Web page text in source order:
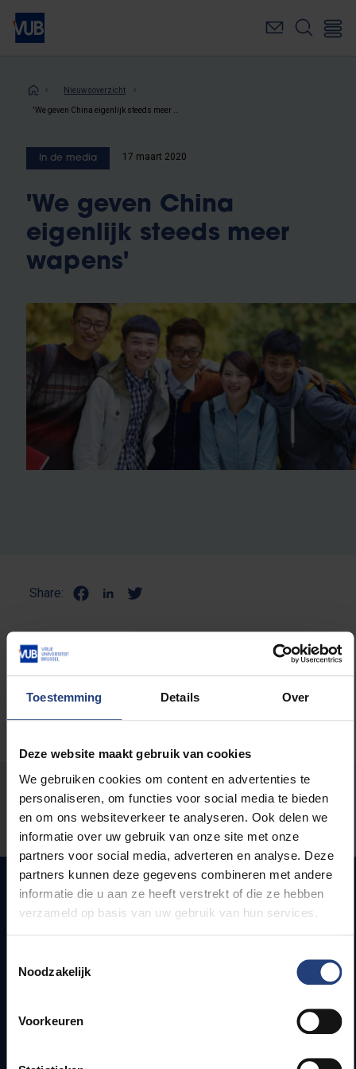
Toestemming Details Over
Deze website maakt gebruik van cookies
We gebruiken cookies om content en advertenties te
personaliseren, om functies voor social media te bieden
en om ons websiteverkeer te analyseren. Ook delen we
informatie over uw gebruik van onze site met onze
partners voor social media, adverteren en analyse. Deze
partners kunnen deze gegevens combineren met andere
informatie die u aan ze heeft verstrekt of die ze hebben
verzameld op basis van uw gebruik van hun services.
Noodzakelijk
Voorkeuren
Overslaan
naar
inhoudKruimelpad
Nieuwsoverzicht
In de media 17 maart 2020
'We geven China
eigenlijk steeds meer
wapens'
Share:
Stond er een fout op deze pagina?
Laat het ons weten
Snel naar
Jobs
Bereikbaarheid